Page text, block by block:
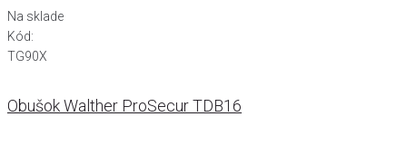
Na sklade
Kód:
TG90X
Obušok Walther ProSecur TDB16